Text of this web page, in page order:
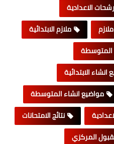
الاعدادية
ملازم
ملازم الابتدائية
المتوسطة
الابتدائية
مواضيع انشاء المتوسطة
نتائج الامتحانات
المركزي